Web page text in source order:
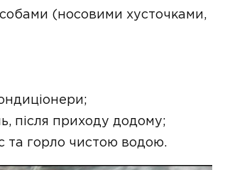
(носовими хусточками,
після приходу додому;
та горло чистою водою.